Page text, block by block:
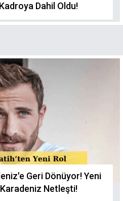
Dahil Oldu!
Geri Dönüyor! Yeni
Netleşti!